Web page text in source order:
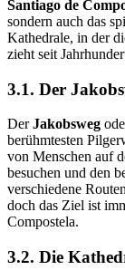
Santiago de
sondern auch das
Kathedrale, in der
zieht seit
3.1. Der
DerJakobsweg
berühmtesten
von Menschen auf
besuchen und den
verschiedene
doch das Ziel ist
Compostela.
3.2. Die